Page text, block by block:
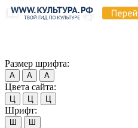
Размер шрифта:
А А А
Цвета сайта:
Ц Ц Ц
Шрифт:
Ш Ш